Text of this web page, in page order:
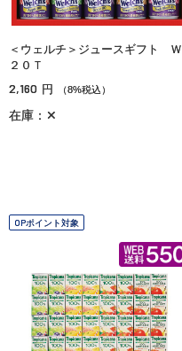
＜ウェルチ＞ジュースギフト Ｗ
２０Ｔ
2,160 円 （8%税込）
在庫：✕
OPポイント対象